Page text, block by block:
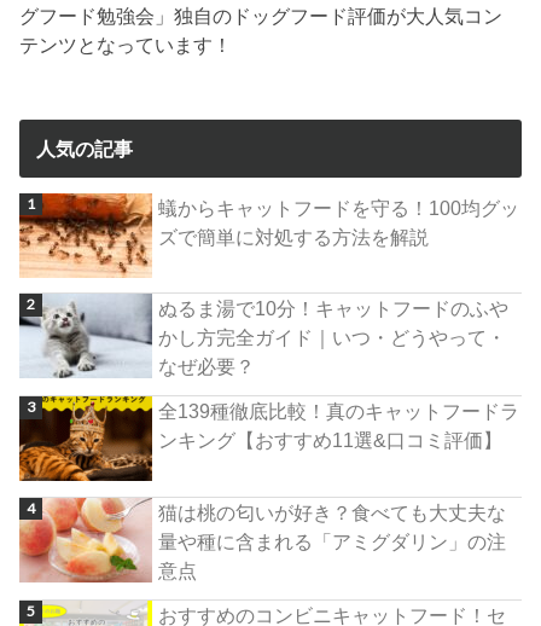
グフード勉強会」独自のドッグフード評価が大人気コン
テンツとなっています！
人気の記事
蟻からキャットフードを守る！100均グッ
ズで簡単に対処する方法を解説
ぬるま湯で10分！キャットフードのふや
かし方完全ガイド｜いつ・どうやって・
なぜ必要？
全139種徹底比較！真のキャットフードラ
ンキング【おすすめ11選&口コミ評価】
猫は桃の匂いが好き？食べても大丈夫な
量や種に含まれる「アミグダリン」の注
意点
おすすめのコンビニキャットフード！セ